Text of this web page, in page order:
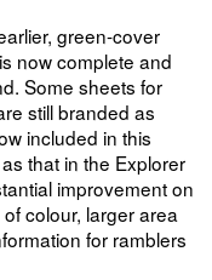
green-cover
now complete and
Some sheets for
still branded as
included in this
that in the Explorer
improvement on
colour, larger area
for ramblers